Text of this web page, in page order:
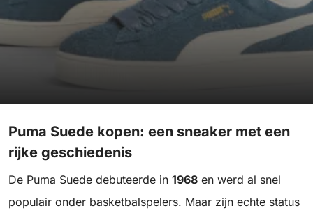
Puma Suede kopen: een sneaker met een
rijke geschiedenis
De Puma Suede debuteerde in 1968 en werd al snel
populair onder basketbalspelers. Maar zijn echte status